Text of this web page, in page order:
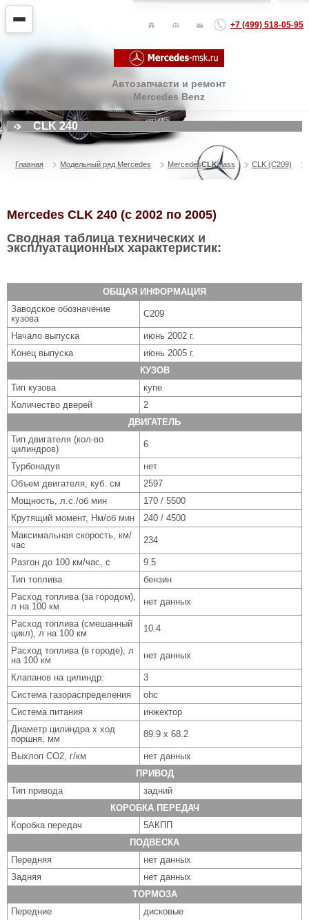
+7 (499) 518-05-95
Автозапчасти и ремонт
Mercedes Benz
CLK 240
Главная Модельный ряд Mercedes MercedesCLKclass CLK (C209)
Mercedes CLK 240 (с 2002 по 2005)
Сводная таблица технических и
эксплуатационных характеристик:
ОБЩАЯ ИНФОРМАЦИЯ
Заводское обозначение
кузова
C209
Начало выпуска
июнь 2002 г.
Конец выпуска
июнь 2005 г.
КУЗОВ
Тип кузова
купе
Количество дверей
2
ДВИГАТЕЛЬ
Тип двигателя (кол-во
цилиндров)
6
Турбонадув
нет
Объем двигателя, куб. см
2597
Мощность, л.с./об мин
170 / 5500
Крутящий момент, Нм/об мин
240 / 4500
Максимальная скорость, км/
час
234
Разгон до 100 км/час, с
9.5
Тип топлива
бензин
Расход топлива (за городом),
л на 100 км
нет данных
Расход топлива (смешанный
цикл), л на 100 км
10.4
Расход топлива (в городе), л
на 100 км
нет данных
Клапанов на цилиндр:
3
Система газораспределения
ohc
Система питания
инжектор
Диаметр цилиндра x ход
поршня, мм
89.9 x 68.2
Выхлоп CO2, г/км
нет данных
ПРИВОД
Тип привода
задний
КОРОБКА ПЕРЕДАЧ
Коробка передач
5АКПП
ПОДВЕСКА
Передняя
нет данных
Задняя
нет данных
ТОРМОЗА
Передние
дисковые